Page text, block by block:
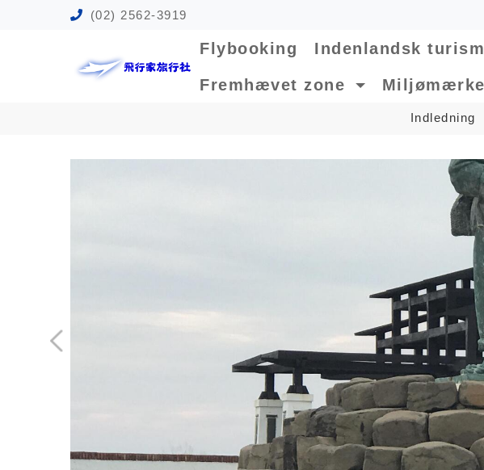
(02) 2562-3919
Flybooking Indenlandsk
Fremhævet zone
Indledning